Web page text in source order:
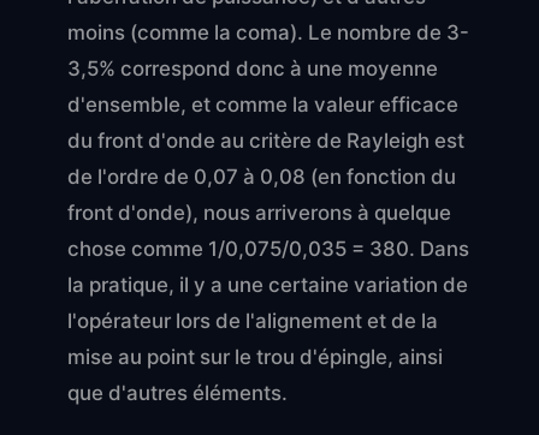
moins (comme la coma). Le nombre de 3-
3,5% correspond donc à une moyenne
d'ensemble, et comme la valeur efficace
du front d'onde au critère de Rayleigh est
de l'ordre de 0,07 à 0,08 (en fonction du
front d'onde), nous arriverons à quelque
chose comme 1/0,075/0,035 = 380. Dans
la pratique, il y a une certaine variation de
l'opérateur lors de l'alignement et de la
mise au point sur le trou d'épingle, ainsi
que d'autres éléments.